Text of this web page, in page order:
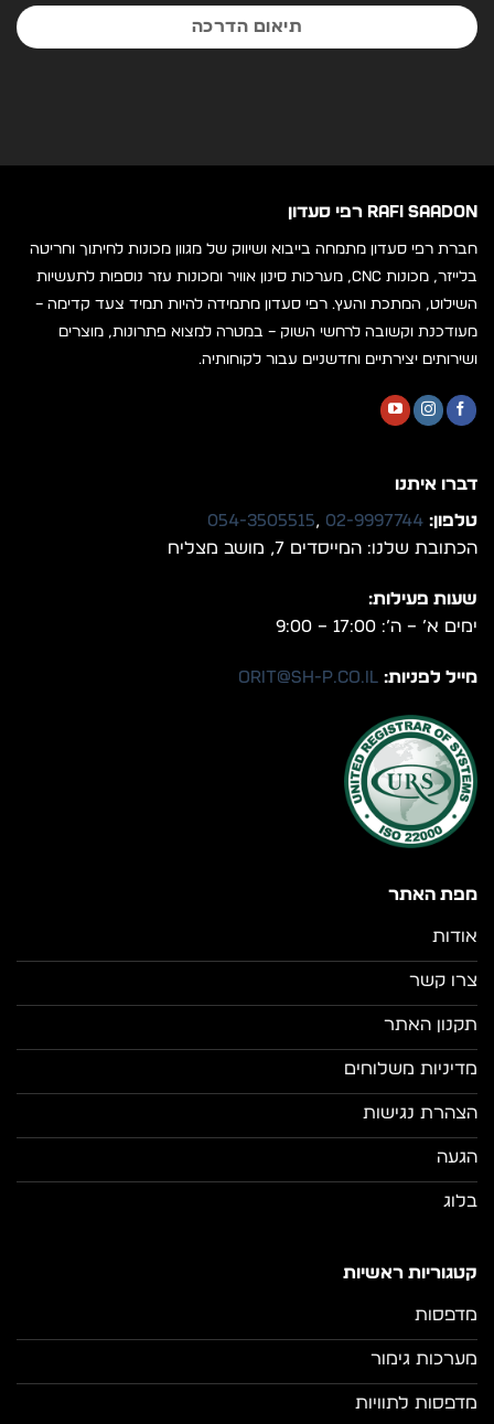
תיאום הדרכה
RAFI SAADON רפי סעדון
חברת רפי סעדון מתמחה בייבוא ושיווק של מגוון מכונות לחיתוך וחריטה
בלייזר, מכונות CNC, מערכות סינון אוויר ומכונות עזר נוספות לתעשיות
השילוט, המתכת והעץ. רפי סעדון מתמידה להיות תמיד צעד קדימה –
מעודכנת וקשובה לרחשי השוק – במטרה למצוא פתרונות, מוצרים
ושירותים יצירתיים וחדשניים עבור לקוחותיה.
מפת האתר
אודות
צרו קשר
תקנון האתר
מדיניות משלוחים
הצהרת נגישות
הגעה
בלוג
קטגוריות ראשיות
מדפסות
מערכות גימור
מדפסות לתוויות
דברו איתנו
טלפון: 02-9997744
,
054-3505515
הכתובת שלנו: המייסדים 7, מושב מצליח
שעות פעילות:
ימים א’ – ה’: 17:00 – 9:00
מייל לפניות: orit@sh-p.co.il